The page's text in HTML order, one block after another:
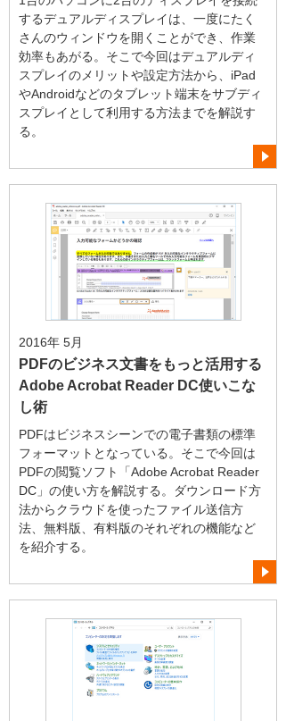
するデュアルディスプレイは、一度にたく
さんのウィンドウを開くことができ、作業
効率もあがる。そこで今回はデュアルディ
スプレイのメリットや設定方法から、iPad
やAndroidなどのタブレット端末をサブディ
スプレイとして利用する方法までを解説す
る。
2016年 5月
PDFのビジネス文書をもっと活用する
Adobe Acrobat Reader DC使いこな
し術
PDFはビジネスシーンでの電子書類の標準
フォーマットとなっている。そこで今回は
PDFの閲覧ソフト「Adobe Acrobat Reader
DC」の使い方を解説する。ダウンロード方
法からクラウドを使ったファイル送信方
法、無料版、有料版のそれぞれの機能など
を紹介する。